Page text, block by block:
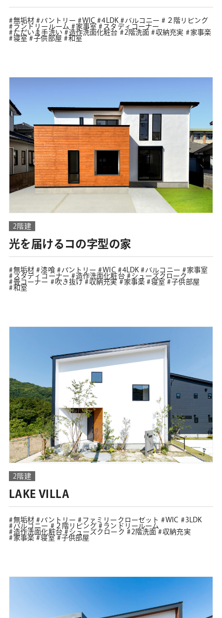
無垢材 パントリー WIC 4LDK バルコニー
２階リビング
ランドリールーム
家事室
スタディコーナー
ただいま手洗い
造作洗面化粧台 2階洗面 収納充実
家事楽
寝室
子供部屋 和室
2階建
光を届けるコの字型の家
無垢材 漆喰 パントリー WIC 4LDK バルコニー
家事室
スタディコーナー
造作洗面化粧台
シューズクローク
畳コーナー
吹き抜け 収納充実 家事楽 寝室
子供部屋
和室
2階建
LAKE VILLA
無垢材 パントリー ファミリークローゼット WIC
3LDK
バルコニー
２階リビング
ランドリールーム
造作洗面化粧台
シューズクローク 2階洗面
収納充実
家事楽
寝室 子供部屋